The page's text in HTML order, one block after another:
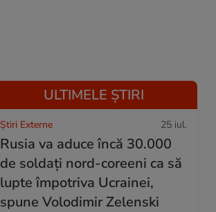
ULTIMELE ȘTIRI
Știri Externe 25 iul.
Rusia va aduce încă 30.000
de soldaţi nord-coreeni ca să
lupte împotriva Ucrainei,
spune Volodimir Zelenski